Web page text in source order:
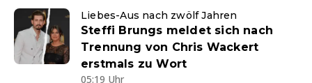
Liebes-Aus nach zwölf Jahren
Steffi Brungs meldet sich nach
Trennung von Chris Wackert
erstmals zu Wort
05:19 Uhr